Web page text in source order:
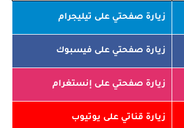
زيارة صفحتي على تيليجرام
زيارة صفحتي على فيسبوك
زيارة صفحتي على إنستغرام
زيارة قناتي على يوتيوب